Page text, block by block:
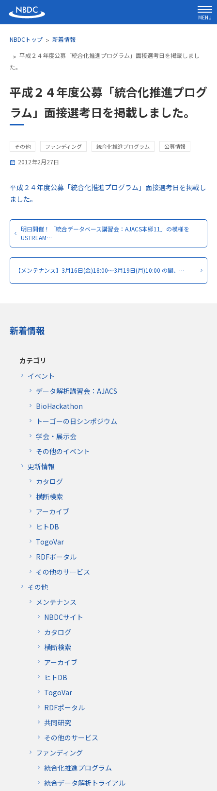
MENU
NBDCトップ
新着情報
平成２４年度公募「統合化推進プログラム」面接選考日を掲載しまし
た。
平成２４年度公募「統合化推進プログ
ラム」面接選考日を掲載しました。
その他 ファンディング 統合化推進プログラム 公募情報
2012年2月27日
平成２４年度公募「統合化推進プログラム」面接選考日を掲載し
ました。
明日開催！「統合データベース講習会：AJACS本郷11」の模様を
USTREAM…
【メンテナンス】3月16日(金)18:00～3月19日(月)10:00 の間、…
新着情報
カテゴリ
イベント
データ解析講習会：AJACS
BioHackathon
トーゴーの日シンポジウム
学会・展示会
その他のイベント
更新情報
カタログ
横断検索
アーカイブ
ヒトDB
TogoVar
RDFポータル
その他のサービス
その他
メンテナンス
NBDCサイト
カタログ
横断検索
アーカイブ
ヒトDB
TogoVar
RDFポータル
共同研究
その他のサービス
ファンディング
統合化推進プログラム
統合データ解析トライアル